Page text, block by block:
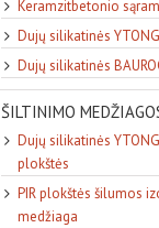
Keramzitbetonio
Dujų silikatinės
Dujų silikatinės
ŠILTINIMO
Dujų silikatinės YTONG
plokštės
PIR plokštės šilumos
medžiaga